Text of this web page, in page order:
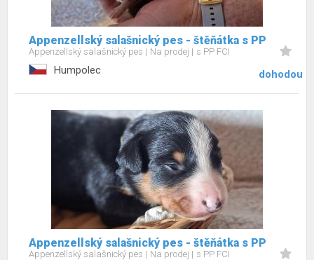
Appenzellský salašnický pes - štěňátka s PP
Appenzellský salašnický pes Na prodej s PP FCI
Humpolec dohodou
Appenzellský salašnický pes - štěňátka s PP
Appenzellský salašnický pes Na prodej s PP FCI